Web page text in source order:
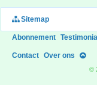
Sitemap
Abonnement
Contact Over ons
©